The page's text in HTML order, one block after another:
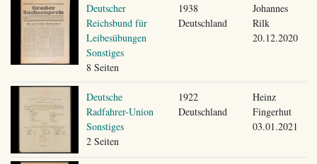
Deutscher
Reichsbund für
Leibesübungen
Sonstiges
8 Seiten
1938
Deutschland
Johannes
Rilk
20.12.2020
Deutsche
Radfahrer-Union
Sonstiges
2 Seiten
1922
Deutschland
Heinz
Fingerhut
03.01.2021